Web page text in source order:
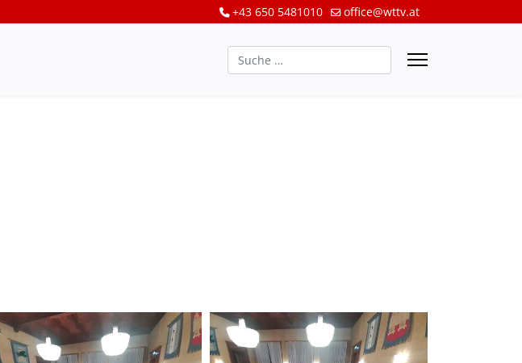
+43 650 5481010 office@wttv.at
Suchen